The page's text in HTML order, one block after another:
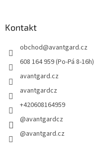
Kontakt
obchod@avantgard.cz
608 164 959 (Po-Pá 8-16h)
avantgard.cz
avantgardcz
+420608164959
@avantgardcz
@avantgard.cz